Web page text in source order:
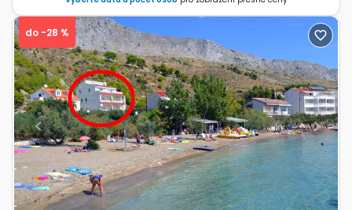
Previous Next
do -28 %